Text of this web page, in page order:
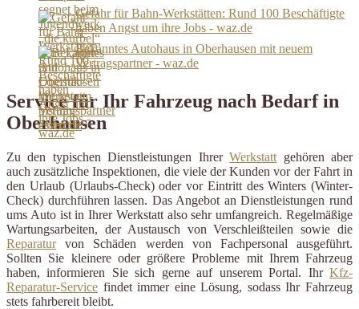
Gefahr für Bahn-Werkstätten: Rund 100 Beschäftigte
haben Angst um ihre Jobs - waz.de
Bekanntes Autohaus in Oberhausen mit neuem
Vertragspartner - waz.de
Service für Ihr Fahrzeug nach Bedarf in
Oberhausen
Zu den typischen Dienstleistungen IhrerWerkstatt gehören aber
auch zusätzliche Inspektionen, die viele der Kunden vor der Fahrt in
den Urlaub (Urlaubs-Check) oder vor Eintritt des Winters (Winter-
Check) durchführen lassen. Das Angebot an Dienstleistungen rund
ums Auto ist in Ihrer Werkstatt also sehr umfangreich. Regelmäßige
Wartungsarbeiten, der Austausch von Verschleißteilen sowie die
Reparaturvon Schäden werden von Fachpersonal ausgeführt.
Sollten Sie kleinere oder größere Probleme mit Ihrem Fahrzeug
haben, informieren Sie sich gerne auf unserem Portal. Ihr Kfz-
Reparatur-Service findet immer eine Lösung, sodass Ihr Fahrzeug
stets fahrbereit bleibt.